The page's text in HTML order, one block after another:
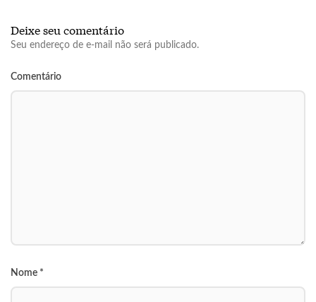
Deixe seu comentário
Seu endereço de e-mail não será publicado.
Comentário
Nome *